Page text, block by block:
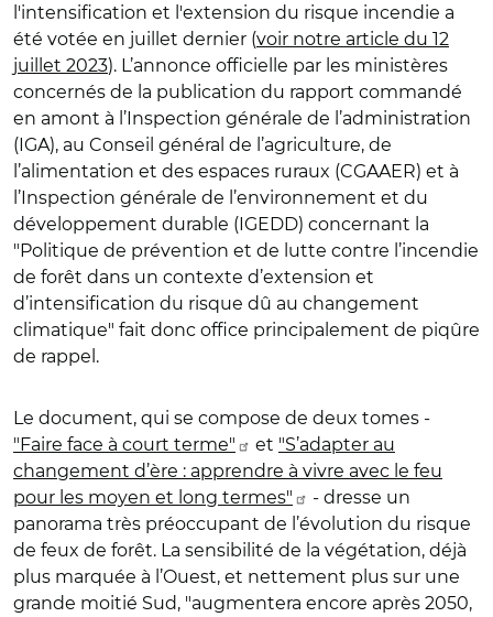
l'intensification et l'extension du risque incendie a
été votée en juillet dernier (voir notre article du 12
juillet 2023). L’annonce officielle par les ministères
concernés de la publication du rapport commandé
en amont à l’Inspection générale de l’administration
(IGA), au Conseil général de l’agriculture, de
l’alimentation et des espaces ruraux (CGAAER) et à
l’Inspection générale de l’environnement et du
développement durable (IGEDD) concernant la
"Politique de prévention et de lutte contre l’incendie
de forêt dans un contexte d’extension et
d’intensification du risque dû au changement
climatique" fait donc office principalement de piqûre
de rappel.
Le document, qui se compose de deux tomes -
"Faire face à court terme"
et "S’adapter au
changement d’ère : apprendre à vivre avec le feu
pour les moyen et long termes"
- dresse un
panorama très préoccupant de l’évolution du risque
de feux de forêt. La sensibilité de la végétation, déjà
plus marquée à l’Ouest, et nettement plus sur une
grande moitié Sud, "augmentera encore après 2050,